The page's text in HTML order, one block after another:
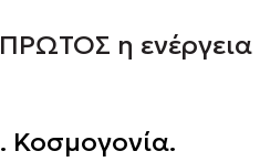
η ενέργεια
Κοσμογονία.